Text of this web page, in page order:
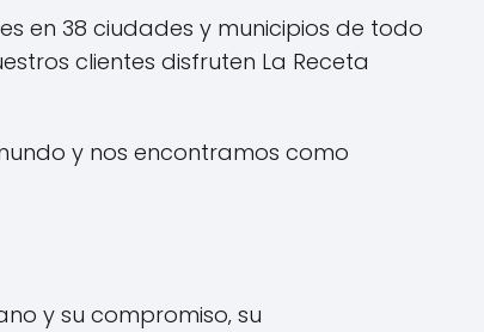
en 38 ciudades y municipios de todo
clientes disfruten La Receta
y nos encontramos como
y su compromiso‚ su